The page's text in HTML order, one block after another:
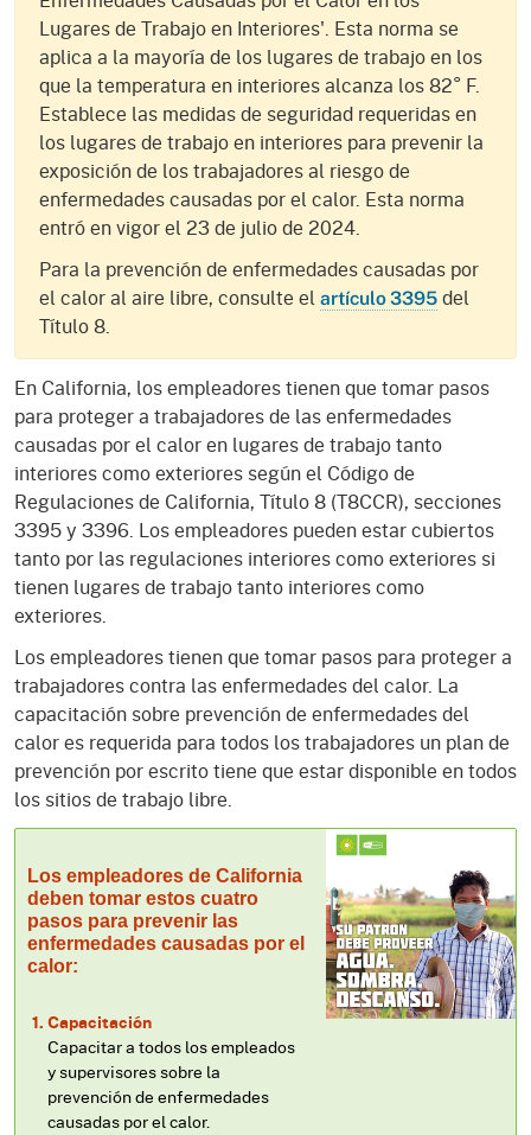
Lugares de Trabajo en Interiores'. Esta norma se
aplica a la mayoría de los lugares de trabajo en los
que la temperatura en interiores alcanza los 82° F.
Establece las medidas de seguridad requeridas en
los lugares de trabajo en interiores para prevenir la
exposición de los trabajadores al riesgo de
enfermedades causadas por el calor. Esta norma
entró en vigor el 23 de julio de 2024.
Para la prevención de enfermedades causadas por
el calor al aire libre, consulte el artículo 3395 del
Título 8.
En California, los empleadores tienen que tomar pasos
para proteger a trabajadores de las enfermedades
causadas por el calor en lugares de trabajo tanto
interiores como exteriores según el Código de
Regulaciones de California, Título 8 (T8CCR), secciones
3395 y 3396. Los empleadores pueden estar cubiertos
tanto por las regulaciones interiores como exteriores si
tienen lugares de trabajo tanto interiores como
exteriores.
Los empleadores tienen que tomar pasos para proteger a
trabajadores contra las enfermedades del calor. La
capacitación sobre prevención de enfermedades del
calor es requerida para todos los trabajadores un plan de
prevención por escrito tiene que estar disponible en todos
los sitios de trabajo libre.
Los empleadores de California
deben tomar estos cuatro
pasos para prevenir las
enfermedades causadas por el
calor:
Capacitación
Capacitar a todos los empleados
y supervisores sobre la
prevención de enfermedades
causadas por el calor.